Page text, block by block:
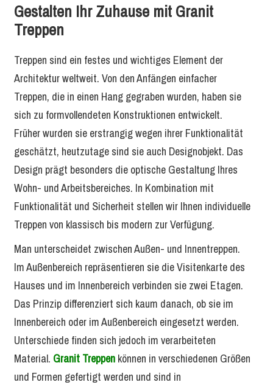
Gestalten Ihr Zuhause mit Granit
Treppen
Treppen sind ein festes und wichtiges Element der
Architektur weltweit. Von den Anfängen einfacher
Treppen, die in einen Hang gegraben wurden, haben sie
sich zu formvollendeten Konstruktionen entwickelt.
Früher wurden sie erstrangig wegen ihrer Funktionalität
geschätzt, heutzutage sind sie auch Designobjekt. Das
Design prägt besonders die optische Gestaltung Ihres
Wohn- und Arbeitsbereiches. In Kombination mit
Funktionalität und Sicherheit stellen wir Ihnen individuelle
Treppen von klassisch bis modern zur Verfügung.
Man unterscheidet zwischen Außen- und Innentreppen.
Im Außenbereich repräsentieren sie die Visitenkarte des
Hauses und im Innenbereich verbinden sie zwei Etagen.
Das Prinzip differenziert sich kaum danach, ob sie im
Innenbereich oder im Außenbereich eingesetzt werden.
Unterschiede finden sich jedoch im verarbeiteten
Material. Granit Treppen können in verschiedenen Größen
und Formen gefertigt werden und sind in